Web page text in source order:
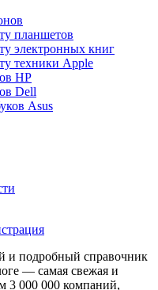
планшетов
электронных книг
техники Apple
HP
Dell
Asus
и подробный справочник
— самая свежая и
3 000 000 компаний,